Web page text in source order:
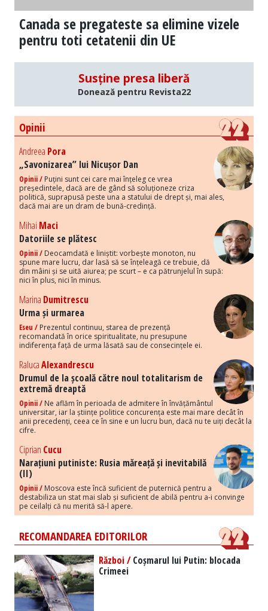
Canada se pregateste sa elimine vizele
pentru toti cetatenii din UE
Susține presa liberă
Donează pentru Revista22
Opinii
Andreea Pora
„Savonizarea” lui Nicușor Dan
Opinii / Puțini sunt cei care mai înțeleg ce vrea
președintele, dacă are de gând să soluționeze criza
politică, suprapusă peste una a statului de drept și, mai ales,
dacă mai are un dram de bună-credință.
Mihai Maci
Datoriile se plătesc
Opinii / Deocamdată e liniștit: vorbește monoton, nu
spune mare lucru, dar lasă să se înțeleagă ce trebuie, dă
din mâini și se uită aiurea; pe scurt – e ca pătrunjelul în supă:
nici în plus, nici în minus.
Marina Dumitrescu
Urma și urmarea
Eseu / Prezentul continuu, starea de prezență
recomandată în orice spiritualitate, nu presupune
indiferența față de urma lăsată sau de consecințele ei.
RalucaAlexandrescu
Drumul de la școală către noul totalitarism de
extremă dreaptă
Opinii / Ne aflăm în perioada de admitere în învățământul
universitar, iar la științe politice concurența este mai mare decât în
anii precedenți, ceea ce în sine e un lucru bun, dacă nu te uiți decât la
cifre.
Ciprian Cucu
Narațiuni putiniste: Rusia măreață și inevitabilă
(II)
Opinii / Moscova este încă suficient de puternică pentru a
destabiliza un stat mai slab și suficient de abilă pentru a-i convinge
pe ceilalți că nu merită să-l apere.
RECOMANDAREA EDITORILOR
Război /Coșmarul lui Putin: blocada
Crimeei